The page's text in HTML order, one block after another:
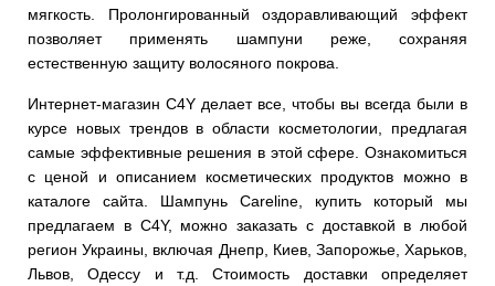
мягкость. Пролонгированный оздоравливающий эффект
позволяет применять шампуни реже, сохраняя
естественную защиту волосяного покрова.
Интернет-магазин C4Y делает все, чтобы вы всегда были в
курсе новых трендов в области косметологии, предлагая
самые эффективные решения в этой сфере. Ознакомиться
с ценой и описанием косметических продуктов можно в
каталоге сайта. Шампунь Careline, купить который мы
предлагаем в C4Y, можно заказать с доставкой в любой
регион Украины, включая Днепр, Киев, Запорожье, Харьков,
Львов, Одессу и т.д. Стоимость доставки определяет